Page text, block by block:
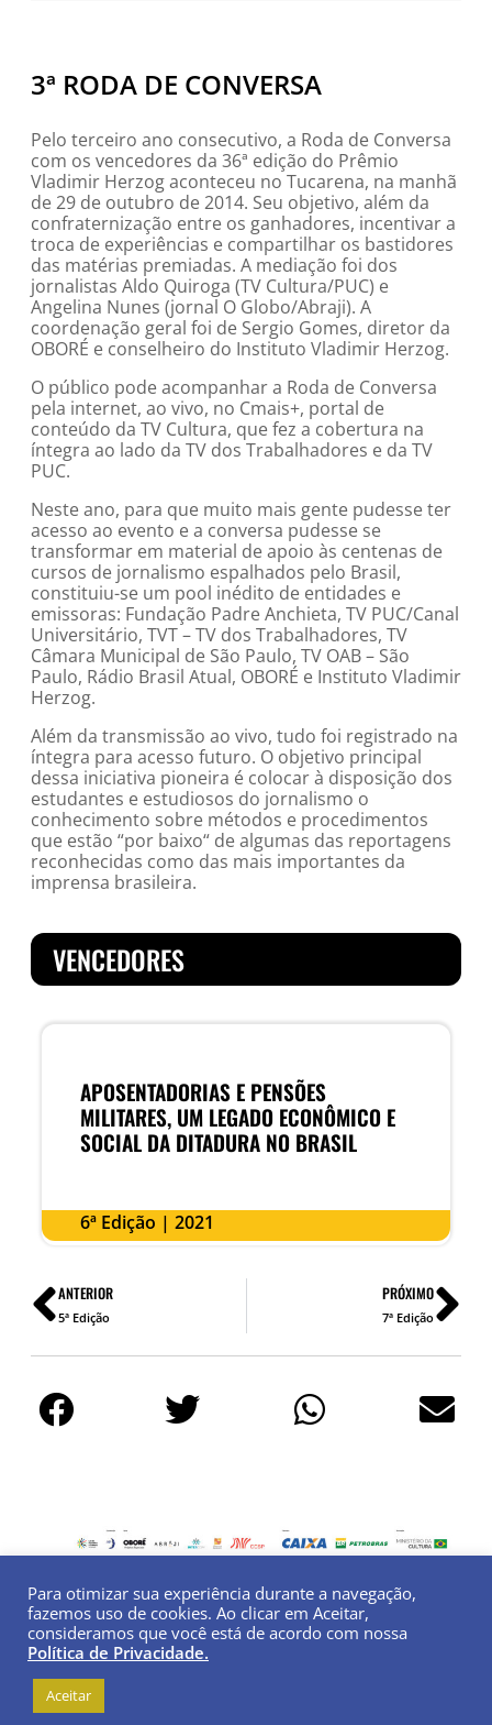
3ª RODA DE CONVERSA
Pelo terceiro ano consecutivo, a Roda de Conversa
com os vencedores da 36ª edição do Prêmio
Vladimir Herzog aconteceu no Tucarena, na manhã
de 29 de outubro de 2014. Seu objetivo, além da
confraternização entre os ganhadores, incentivar a
troca de experiências e compartilhar os bastidores
das matérias premiadas. A mediação foi dos
jornalistas Aldo Quiroga (TV Cultura/PUC) e
Angelina Nunes (jornal O Globo/Abraji). A
coordenação geral foi de Sergio Gomes, diretor da
OBORÉ e conselheiro do Instituto Vladimir Herzog.
O público pode acompanhar a Roda de Conversa
pela internet, ao vivo, no Cmais+, portal de
conteúdo da TV Cultura, que fez a cobertura na
íntegra ao lado da TV dos Trabalhadores e da TV
PUC.
Neste ano, para que muito mais gente pudesse ter
acesso ao evento e a conversa pudesse se
transformar em material de apoio às centenas de
cursos de jornalismo espalhados pelo Brasil,
constituiu-se um pool inédito de entidades e
emissoras: Fundação Padre Anchieta, TV PUC/Canal
Universitário, TVT – TV dos Trabalhadores, TV
Câmara Municipal de São Paulo, TV OAB – São
Paulo, Rádio Brasil Atual, OBORÉ e Instituto Vladimir
Herzog.
Além da transmissão ao vivo, tudo foi registrado na
íntegra para acesso futuro. O objetivo principal
dessa iniciativa pioneira é colocar à disposição dos
estudantes e estudiosos do jornalismo o
conhecimento sobre métodos e procedimentos
que estão “por baixo“ de algumas das reportagens
reconhecidas como das mais importantes da
imprensa brasileira.
VENCEDORES
APOSENTADORIAS E PENSÕES
MILITARES, UM LEGADO ECONÔMICO E
SOCIAL DA DITADURA NO BRASIL
6ª Edição | 2021
ANTERIOR
5ª Edição
PRÓXIMO
7ª Edição
Instituto Vladimir Herzog | Todos os Direitos
Reservados |
Para otimizar sua experiência durante a navegação,
fazemos uso de cookies. Ao clicar em Aceitar,
consideramos que você está de acordo com nossa
Política de Privacidade.
Aceitar